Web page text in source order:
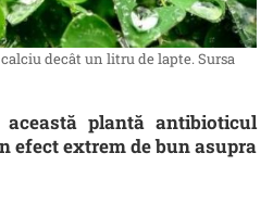
decât un litru de lapte. Sursa
plantă antibioticul
efect extrem de bun asupra